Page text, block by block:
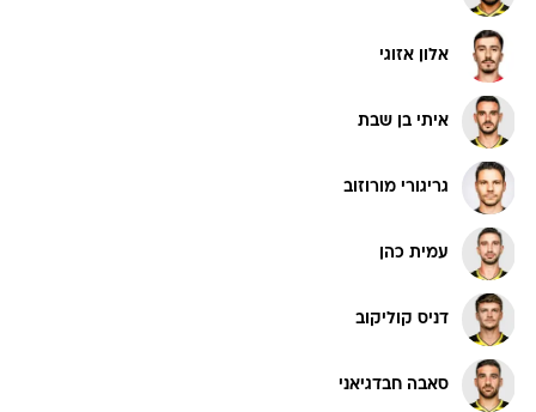
אלון אזוגי
איתי בן שבת
גריגורי מורוזוב
עמית כהן
דניס קוליקוב
סאבה חבדגיאני